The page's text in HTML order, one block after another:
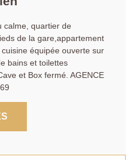
calme, quartier de
de la gare,appartement
équipée ouverte sur
bains et toilettes
et Box fermé. AGENCE